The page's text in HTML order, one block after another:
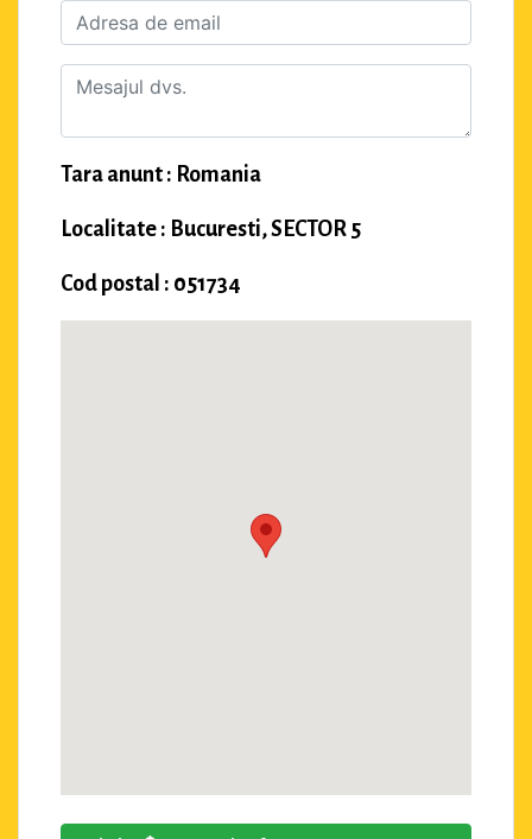
Tara anunt : Romania
Localitate : Bucuresti, SECTOR 5
Cod postal : 051734